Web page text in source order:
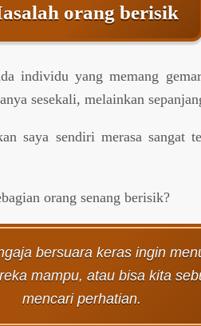
orang berisik
individu yang memang
sesekali, melainkan
saya sendiri merasa sangat
orang senang berisik?
bersuara keras ingin
mampu, atau bisa kita
mencari perhatian.